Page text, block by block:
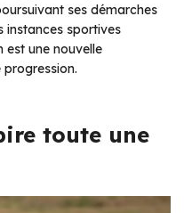
ses démarches
instances sportives
est une nouvelle
toute une